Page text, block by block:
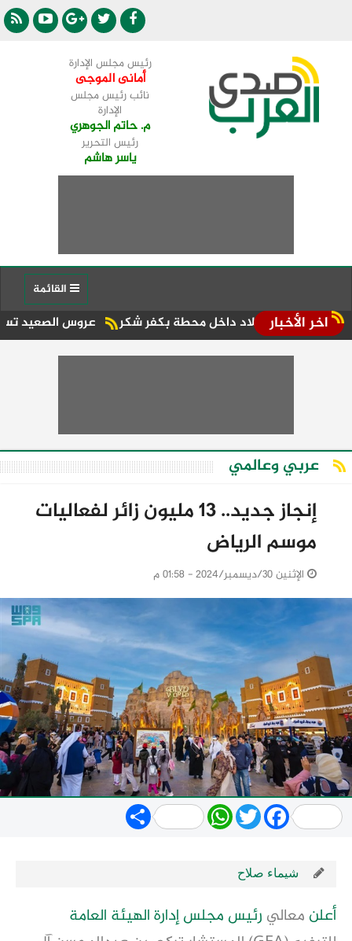
رئيس مجلس الإدارة
أمانى الموجى
نائب رئيس مجلس
الإدارة
م. حاتم الجوهري
رئيس التحرير
ياسر هاشم
اخر الأخبار عروس الصعيد تستضيف أول ميلاد داخل محطة بكفر شكر
عربي وعالمي
إنجاز جديد.. 13 مليون زائر لفعاليات
موسم الرياض
الإثنين 30/ديسمبر/2024 - 01:58 م
Share WhatsApp
TwitterFacebook
شيماء صلاح
أعلن معالي رئيس مجلسإدارة الهيئة العامة